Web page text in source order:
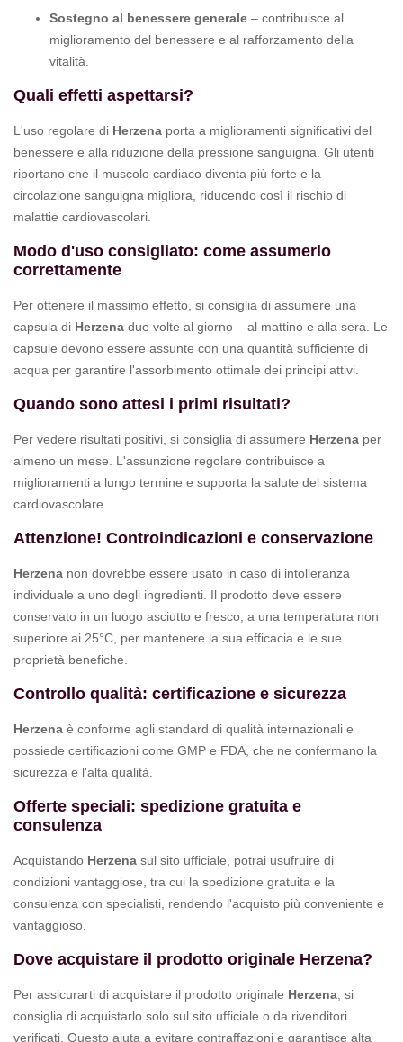
Sostegno al benessere generale – contribuisce al
miglioramento del benessere e al rafforzamento della
vitalità.
Quali effetti aspettarsi?
L'uso regolare di Herzena porta a miglioramenti significativi del
benessere e alla riduzione della pressione sanguigna. Gli utenti
riportano che il muscolo cardiaco diventa più forte e la
circolazione sanguigna migliora, riducendo così il rischio di
malattie cardiovascolari.
Modo d'uso consigliato: come assumerlo
correttamente
Per ottenere il massimo effetto, si consiglia di assumere una
capsula di Herzena due volte al giorno – al mattino e alla sera. Le
capsule devono essere assunte con una quantità sufficiente di
acqua per garantire l'assorbimento ottimale dei principi attivi.
Quando sono attesi i primi risultati?
Per vedere risultati positivi, si consiglia di assumere Herzena per
almeno un mese. L'assunzione regolare contribuisce a
miglioramenti a lungo termine e supporta la salute del sistema
cardiovascolare.
Attenzione! Controindicazioni e conservazione
Herzena non dovrebbe essere usato in caso di intolleranza
individuale a uno degli ingredienti. Il prodotto deve essere
conservato in un luogo asciutto e fresco, a una temperatura non
superiore ai 25°C, per mantenere la sua efficacia e le sue
proprietà benefiche.
Controllo qualità: certificazione e sicurezza
Herzena è conforme agli standard di qualità internazionali e
possiede certificazioni come GMP e FDA, che ne confermano la
sicurezza e l'alta qualità.
Offerte speciali: spedizione gratuita e
consulenza
Acquistando Herzena sul sito ufficiale, potrai usufruire di
condizioni vantaggiose, tra cui la spedizione gratuita e la
consulenza con specialisti, rendendo l'acquisto più conveniente e
vantaggioso.
Dove acquistare il prodotto originale Herzena?
Per assicurarti di acquistare il prodotto originale Herzena , si
consiglia di acquistarlo solo sul sito ufficiale o da rivenditori
verificati. Questo aiuta a evitare contraffazioni e garantisce alta